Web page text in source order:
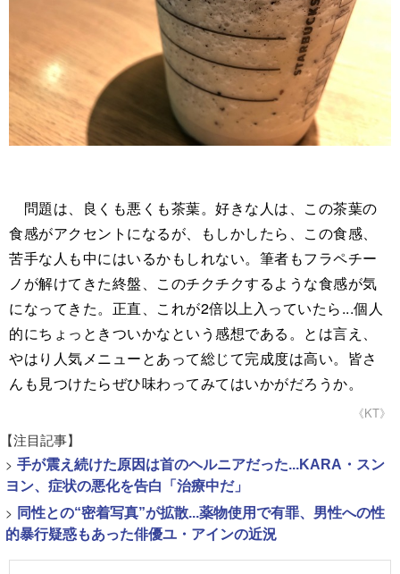
問題は、良くも悪くも茶葉。好きな人は、この茶葉の
食感がアクセントになるが、もしかしたら、この食感、
苦手な人も中にはいるかもしれない。筆者もフラペチー
ノが解けてきた終盤、このチクチクするような食感が気
になってきた。正直、これが2倍以上入っていたら...個人
的にちょっときついかなという感想である。とは言え、
やはり人気メニューとあって総じて完成度は高い。皆さ
んも見つけたらぜひ味わってみてはいかがだろうか。
《KT》
【注目記事】
> 手が震え続けた原因は首のヘルニアだった...KARA・スン
ヨン、症状の悪化を告白「治療中だ」
> 同性との“密着写真”が拡散...薬物使用で有罪、男性への性
的暴行疑惑もあった俳優ユ・アインの近況